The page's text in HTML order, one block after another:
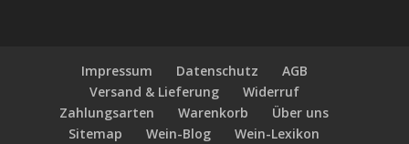
Impressum Datenschutz
AGB
Versand & Lieferung
Widerruf
Zahlungsarten
Warenkorb
Über uns
Sitemap
Wein-Blog
Wein-Lexikon